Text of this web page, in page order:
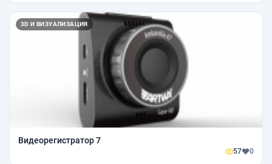
3D И ВИЗУАЛИЗАЦИЯ
Видеорегистратор 7
57 0